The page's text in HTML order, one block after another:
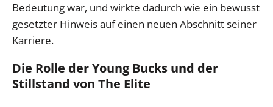
Bedeutung war, und wirkte dadurch wie ein bewusst
gesetzter Hinweis auf einen neuen Abschnitt seiner
Karriere.
Die Rolle der Young Bucks und der
Stillstand von The Elite